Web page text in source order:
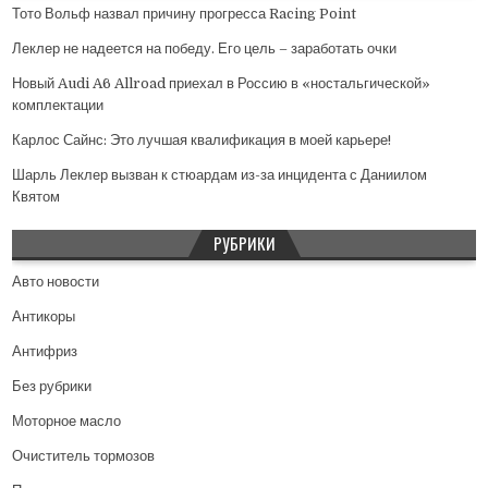
Тото Вольф назвал причину прогресса Racing Point
Леклер не надеется на победу. Его цель – заработать очки
Новый Audi A6 Allroad приехал в Россию в «ностальгической»
комплектации
Карлос Сайнс: Это лучшая квалификация в моей карьере!
Шарль Леклер вызван к стюардам из-за инцидента с Даниилом
Квятом
РУБРИКИ
Авто новости
Антикоры
Антифриз
Без рубрики
Моторное масло
Очиститель тормозов